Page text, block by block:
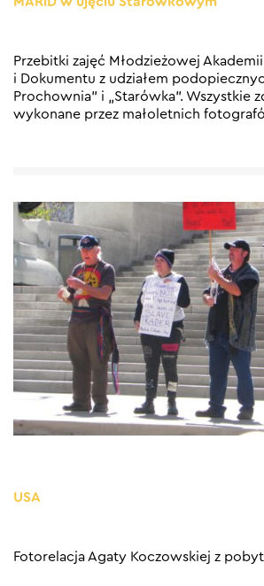
Przebitki zajęć Młodzieżowej
i Dokumentu z udziałem
Prochownia” i „Starówka”. Wszystkie
wykonane przez małoletnich
USA
Fotorelacja Agaty Koczowskiej z